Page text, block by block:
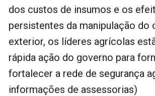
dos custos de insumos e os
persistentes da manipulação do
exterior, os líderes agrícolas
rápida ação do governo para
fortalecer a rede de segurança
informações de assessorias)